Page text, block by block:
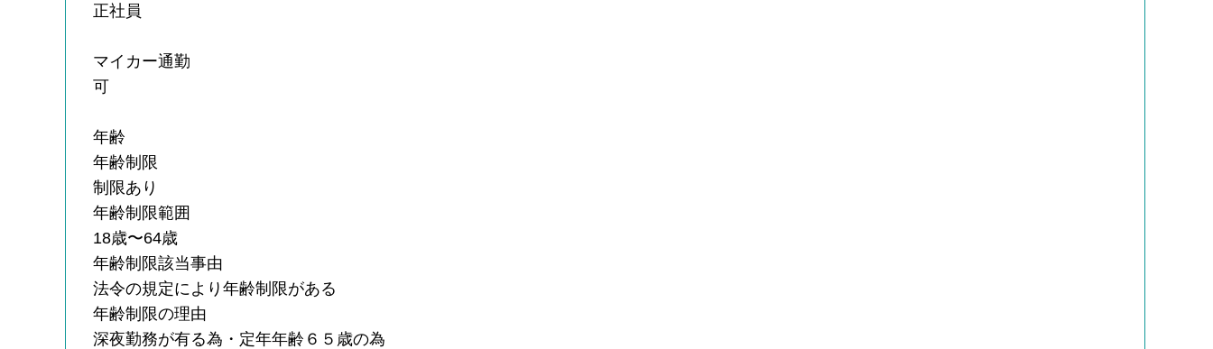
正社員
マイカー通勤
可
年齢
年齢制限
制限あり
年齢制限範囲
18歳〜64歳
年齢制限該当事由
法令の規定により年齢制限がある
年齢制限の理由
深夜勤務が有る為・定年年齢６５歳の為